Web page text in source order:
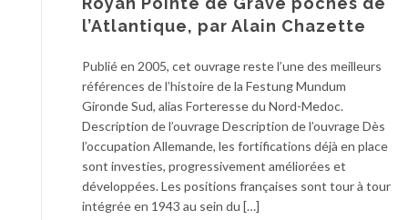
l’Atlantique, par Alain Chazette
Publié en 2005, cet ouvrage reste l’une des meilleurs
références de l’histoire de la Festung Mundum
Gironde Sud, alias Forteresse du Nord-Medoc.
Description de l’ouvrage Description de l’ouvrage Dès
l’occupation Allemande, les fortifications déjà en place
sont investies, progressivement améliorées et
développées. Les positions françaises sont tour à tour
intégrée en 1943 au sein du […]